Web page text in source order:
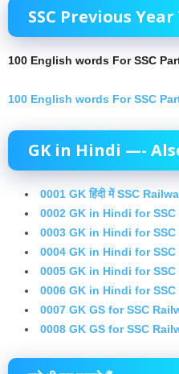
SSC Previous
100 English words For SSC
100 English words For SSC
GK in Hindi —-
0001 GK हिंदी में SSC
0002 GK in Hindi for
0003 GK in Hindi for
0004 GK in Hindi for
0005 GK in Hindi for
0006 GK in Hindi for
0007 GK GS for SSC
0008 GK GS for SSC